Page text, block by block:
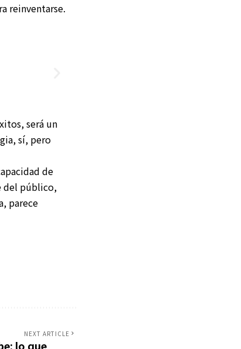
reinventarse.
será un
sí, pero
de
del público,
parece
NEXT ARTICLE
lo que